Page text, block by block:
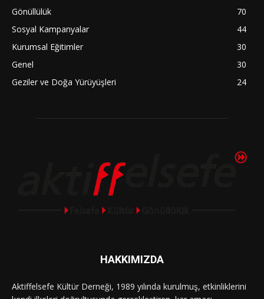
Gönüllülük
70
Sosyal Kampanyalar
44
Kurumsal Eğitimler
30
Genel
30
Geziler ve Doğa Yürüyüşleri
24
HAKKIMIZDA
Aktiffelsefe Kültür Derneği, 1989 yılında kurulmuş, etkinliklerini